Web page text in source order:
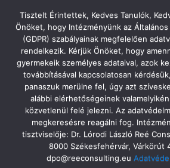
Tatabányai Árpád
2022. Szeptember 14.
Szeptember Havi Ebéd
Megosztás Tweet Pin
Tisztelt Érintettek, Kedves Tanulók,
Önöket, hogy Intézményünk az
(GDPR) szabályainak megfelelően
rendelkezik. Kérjük Önöket, hogy
gyermekeik személyes adataival, azok
továbbításával kapcsolatosan
panaszuk merülne fel, úgy azt
alábbi elérhetőségeinek
közvetlenül felé jelezni. Az
megkeresésre reagálni fog.
tisztviselője: Dr. Lórodi László Reé
8000 Székesfehérvár, Várkörút
dpo@reeconsulting.eu